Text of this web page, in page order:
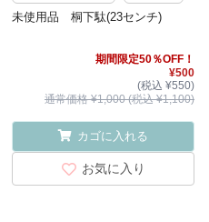
未使用品 桐下駄(23センチ)
期間限定50％OFF！
¥500
(税込 ¥550)
通常価格 ¥1,000 (税込 ¥1,100)
カゴに入れる
お気に入り